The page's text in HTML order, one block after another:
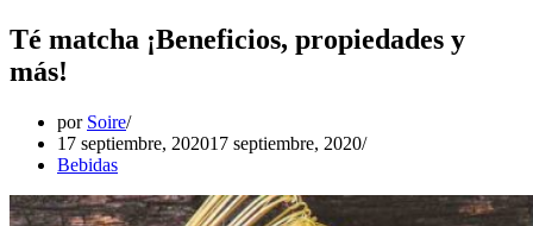
Té matcha ¡Beneficios, propiedades y
más!
por Soire
17 septiembre, 202017 septiembre, 2020
Bebidas